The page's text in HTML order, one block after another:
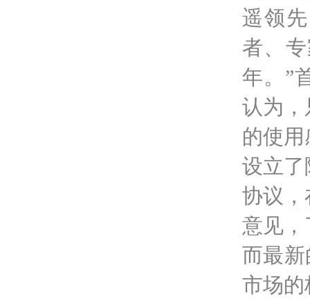
遥领
者、
年。”
认为，
的使
设立了
协议，
意见，
而最新
市场的